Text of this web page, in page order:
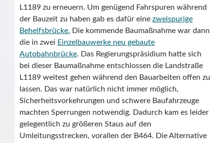
L1189 zu erneuern. Um genügend Fahrspuren während
der Bauzeit zu haben gab es dafür eine zweispurige
Behelfsbrücke. Die kommende Baumaßnahme war dann
die in zwei Einzelbauwerke neu gebaute
Autobahnbrücke. Das Regierungspräsidium hatte sich
bei dieser Baumaßnahme entschlossen die Landstraße
L1189 weitest gehen während den Bauarbeiten offen zu
lassen. Das war natürlich nicht immer möglich,
Sicherheitsvorkehrungen und schwere Baufahrzeuge
machten Sperrungen notwendig. Dadurch kam es leider
gelegentlich zu größeren Staus auf den
Umleitungsstrecken, vorallen der B464. Die Alternative